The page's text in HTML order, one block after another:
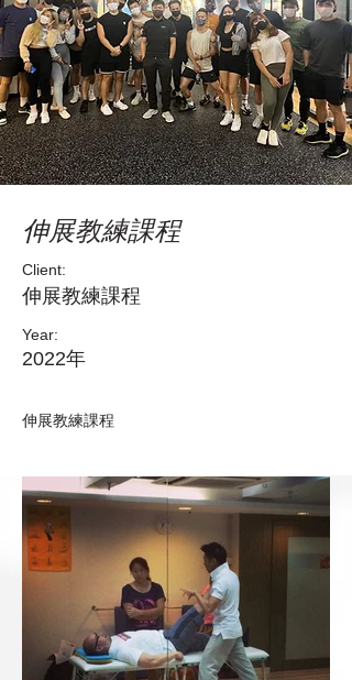
伸展教練課程
Client:
伸展教練課程
Year:
2022年
伸展教練課程